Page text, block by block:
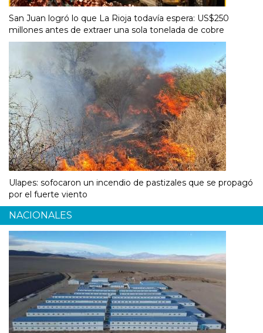
San Juan logró lo que La Rioja todavía espera: US$250
millones antes de extraer una sola tonelada de cobre
Ulapes: sofocaron un incendio de pastizales que se propagó
por el fuerte viento
NACIONALES